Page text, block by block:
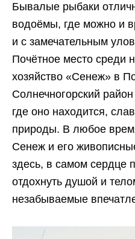
Бывалые рыбаки
водоёмы, где можно и
и с замечательным
Почётное место среди
хозяйство «Сенеж» в
Солнечногорский
где оно находится,
природы. В любое
Сенеж и его
здесь, в самом сердце
отдохнуть душой и
незабываемые